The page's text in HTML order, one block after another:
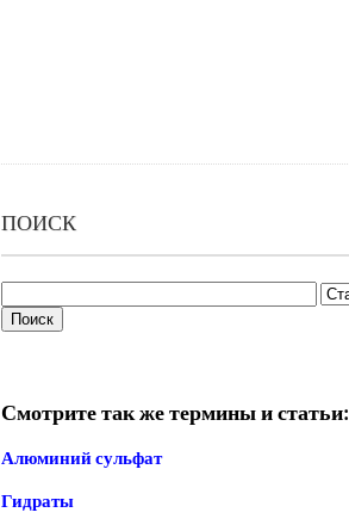
ПОИСК
Смотрите так же термины и статьи:
Алюминий сульфат
Гидраты